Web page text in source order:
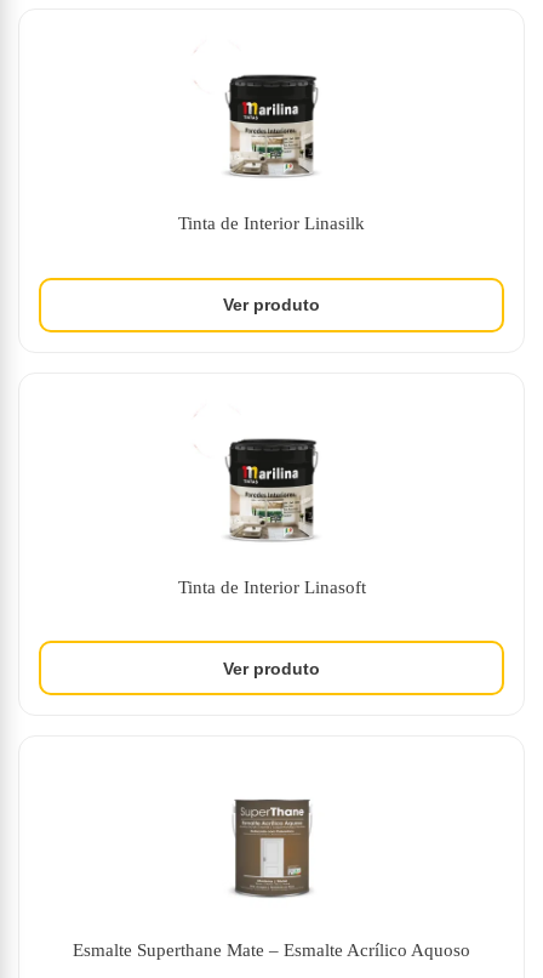
Tinta de Interior Linasilk
Tinta de Interior Linasoft
Esmalte Superthane Mate – Esmalte Acrílico Aquoso